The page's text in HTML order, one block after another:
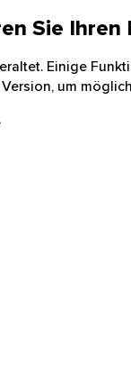
Sie Ihren
Einige
um